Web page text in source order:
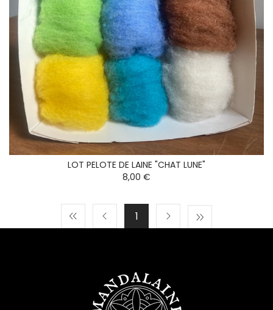
LOT PELOTE DE LAINE "CHAT LUNE"
8,00 €
1